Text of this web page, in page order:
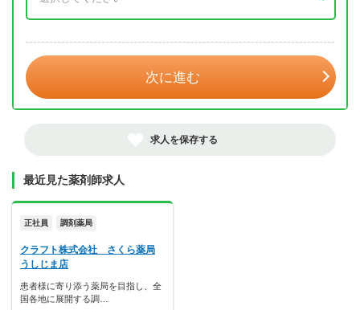
次に進む
求人を保存する
最近見た薬剤師求人
正社員 調剤薬局
クラフト株式会社 さくら薬局
うしじま店
患者様に寄り添う薬局を目指し、全
国各地に展開する調…